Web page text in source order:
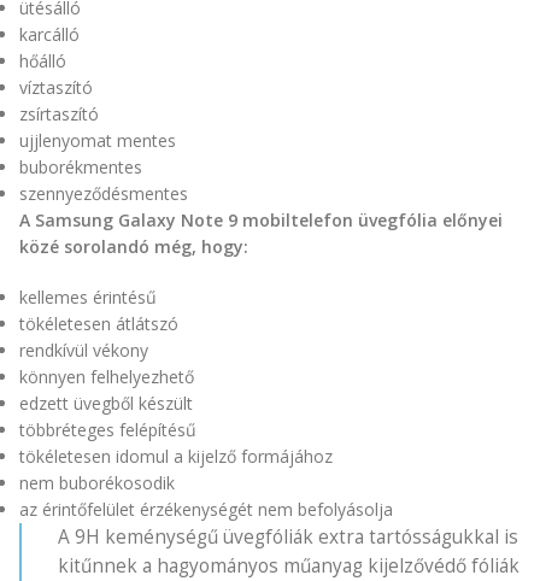
ütésálló
karcálló
hőálló
víztaszító
zsírtaszító
ujjlenyomat mentes
buborékmentes
szennyeződésmentes
A Samsung Galaxy Note 9 mobiltelefon üvegfólia előnyei
közé sorolandó még, hogy:
kellemes érintésű
tökéletesen átlátszó
rendkívül vékony
könnyen felhelyezhető
edzett üvegből készült
többréteges felépítésű
tökéletesen idomul a kijelző formájához
nem buborékosodik
az érintőfelület érzékenységét nem befolyásolja
A 9H keménységű üvegfóliák extra tartósságukkal is
kitűnnek a hagyományos műanyag kijelzővédő fóliák